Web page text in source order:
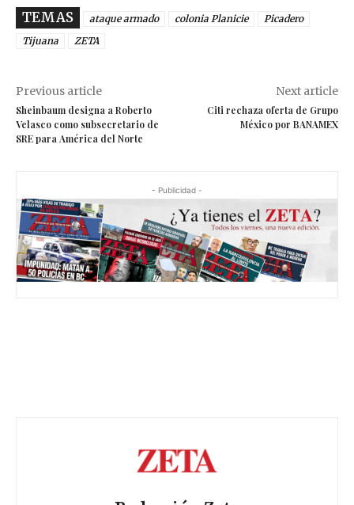
TEMAS ataque armado colonia Planicie
Picadero
Tijuana
ZETA
Previous article
Sheinbaum designa a Roberto
Velasco como subsecretario de
SRE para América del Norte
Next article
Citi rechaza oferta de Grupo
México por BANAMEX
- Publicidad -